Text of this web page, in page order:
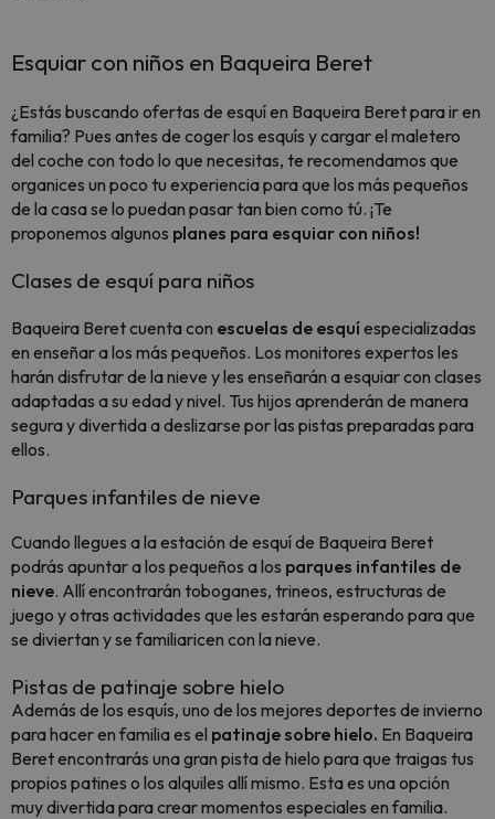
Esquiar con niños en Baqueira Beret
¿Estás buscando ofertas de esquí en Baqueira Beret para ir en
familia? Pues antes de coger los esquís y cargar el maletero
del coche con todo lo que necesitas, te recomendamos que
organices un poco tu experiencia para que los más pequeños
de la casa se lo puedan pasar tan bien como tú. ¡Te
proponemos algunos planes para esquiar con niños!
Clases de esquí para niños
Baqueira Beret cuenta con escuelas de esquíespecializadas
en enseñar a los más pequeños. Los monitores expertos les
harán disfrutar de la nieve y les enseñarán a esquiar con clases
adaptadas a su edad y nivel. Tus hijos aprenderán de manera
segura y divertida a deslizarse por las pistas preparadas para
ellos.
Parques infantiles de nieve
Cuando llegues a la estación de esquí de Baqueira Beret
podrás apuntar a los pequeños a los parques infantiles de
nieve. Allí encontrarán toboganes, trineos, estructuras de
juego y otras actividades que les estarán esperando para que
se diviertan y se familiaricen con la nieve.
Pistas de patinaje sobre hielo
Además de los esquís, uno de los mejores deportes de invierno
para hacer en familia es el patinaje sobre hielo. En Baqueira
Beret encontrarás una gran pista de hielo para que traigas tus
propios patines o los alquiles allí mismo. Esta es una opción
muy divertida para crear momentos especiales en familia.